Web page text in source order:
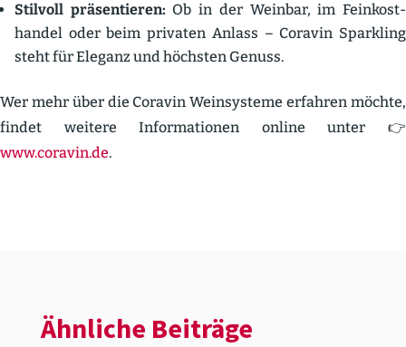
Stilvoll präsen­tieren: Ob in der Weinbar, im Feinkost­
handel oder beim privaten Anlass – Coravin Sparkling
steht für Eleganz und höchsten Genuss.
Wer mehr über die Coravin Weinsysteme erfahren möchte,
findet weitere Infor­ma­tionen online unter 👉
www.coravin.de.
Ähnliche Beiträge